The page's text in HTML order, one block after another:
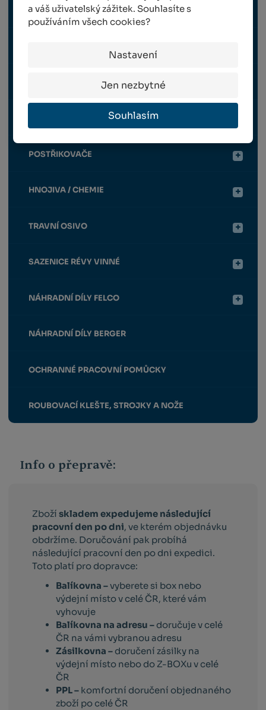
a váš uživatelský zážitek. Souhlasíte s
používáním všech cookies?
Nastavení
Jen nezbytné
Souhlasím
RUČNÍ NÁŘADÍ
OCHRANNÉ PRVKY
VYVAZOVÁNÍ VINOHRADU
POSTŘIKOVAČE
HNOJIVA / CHEMIE
TRAVNÍ OSIVO
SAZENICE RÉVY VINNÉ
NÁHRADNÍ DÍLY FELCO
NÁHRADNÍ DÍLY BERGER
OCHRANNÉ PRACOVNÍ POMŮCKY
ROUBOVACÍ KLEŠTE, STROJKY A NOŽE
Info o přepravě:
Zbožískladem expedujeme následující
pracovní den po dni, ve kterém objednávku
obdržíme. Doručování pak probíhá
následující pracovní den po dni expedici.
Toto platí pro dopravce:
Balíkovna –vyberete si box nebo
výdejní místo v celé ČR, které vám
vyhovuje
Balíkovna na adresu – doručuje v celé
ČR na vámi vybranou adresu
Zásilkovna – doručení zásilky na
výdejní místo nebo do Z-BOXu v celé
ČR
PPL – komfortní doručení objednaného
zboží po celé ČR